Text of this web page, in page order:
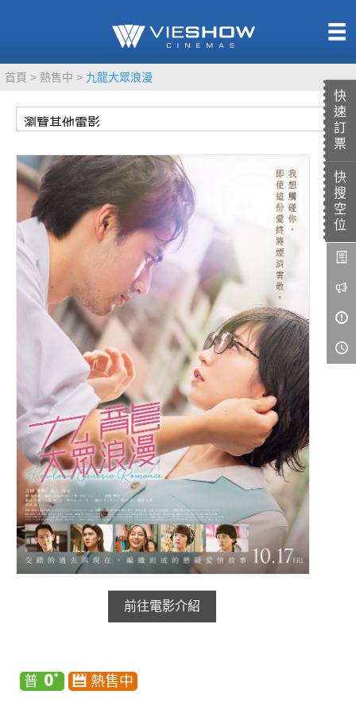
快
速
訂
票
快
搜
空
位
首頁 熱售中 九龍大眾浪漫
前往電影介紹
TITAN SCREEN
MUCROWN
IMAX
4DX
VR 演唱會
GOLD CLASS
AD口述影像
LIVE演唱會
影城公告
影城活動
中獎名單
合作夥伴
商家介紹
加入iShow
會員Q&A